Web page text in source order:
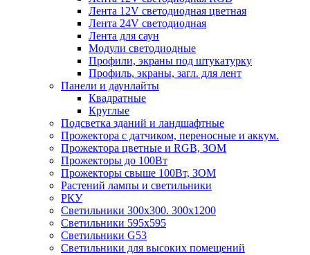
Лента 12V светодиодная цветная
Лента 24V светодиодная
Лента для саун
Модули светодиодные
Профили, экраны под штукатурку
Профиль, экраны, загл. для лент
Панели и даунлайты
Квадратные
Круглые
Подсветка зданий и ландшафтные
Прожектора с датчиком, переносные и аккум.
Прожектора цветные и RGB, ЗОМ
Прожекторы до 100Вт
Прожекторы свыше 100Вт, ЗОМ
Растений лампы и светильники
РКУ
Светильники 300х300. 300х1200
Светильники 595х595
Светильники G53
Светильники для высоких помещений